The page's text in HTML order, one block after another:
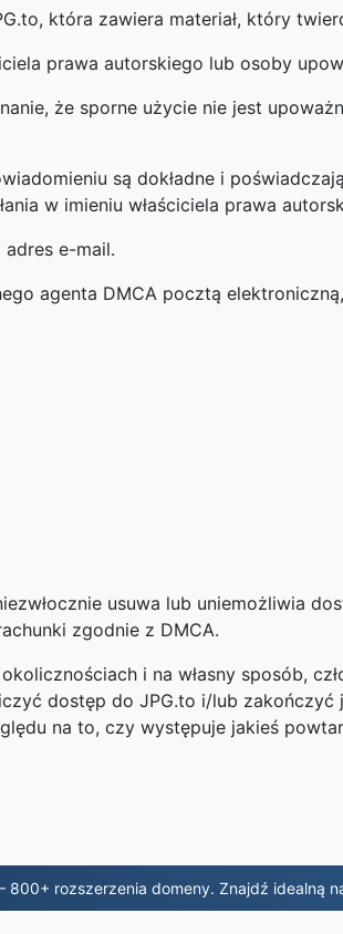
która zawiera materiał, który
prawa autorskiego lub osoby
że sporne użycie nie jest
są dokładne i
w imieniu właściciela prawa
e-mail.
agenta DMCA pocztą
usuwa lub uniemożliwia
zgodnie z DMCA.
i na własny sposób,
dostęp do JPG.to i/lub
na to, czy występuje jakieś
800+ rozszerzenia domeny. Znajdź idealną